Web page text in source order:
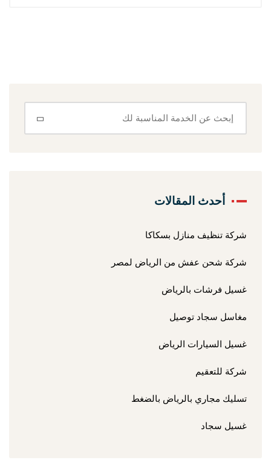
أحدث المقالات
شركة تنظيف منازل بسكاكا
شركة شحن عفش من الرياض لمصر
غسيل فرشات بالرياض
مغاسل سجاد توصيل
غسيل السيارات الرياض
شركة للتعقيم
تسليك مجاري بالرياض بالضغط
غسيل سجاد